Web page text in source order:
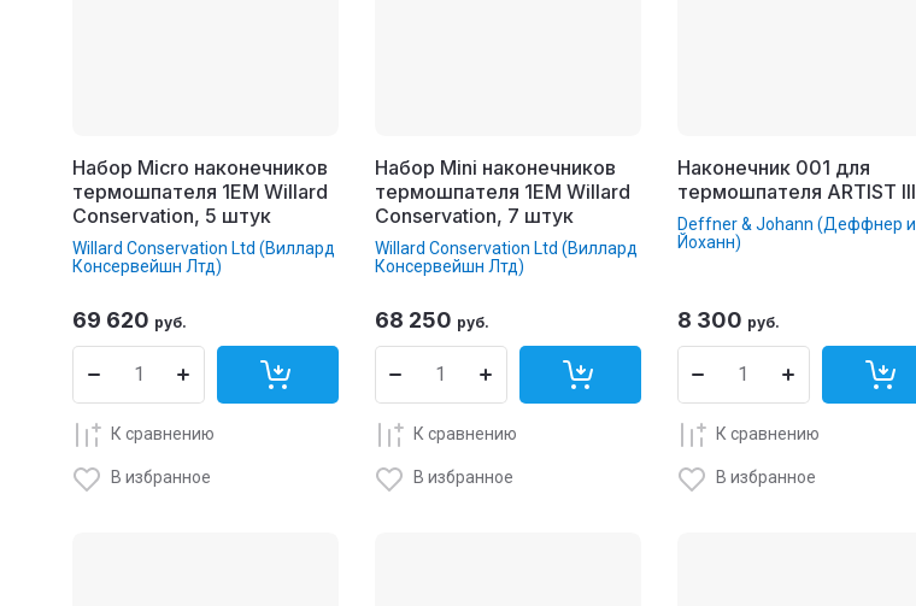
Набор Micro наконечников
термошпателя 1EM Willard
Conservation, 5 штук
Willard Conservation Ltd (Виллард
Консервейшн Лтд)
69 620 руб.
К сравнению
В избранное
Набор Mini наконечников
термошпателя 1EM Willard
Conservation, 7 штук
Willard Conservation Ltd (Виллард
Консервейшн Лтд)
68 250 руб.
К сравнению
В избранное
Наконечник 001 для
термошпателя ARTIST III
Deffner & Johann (Деффнер и
Йоханн)
8 300 руб.
К сравнению
В избранное